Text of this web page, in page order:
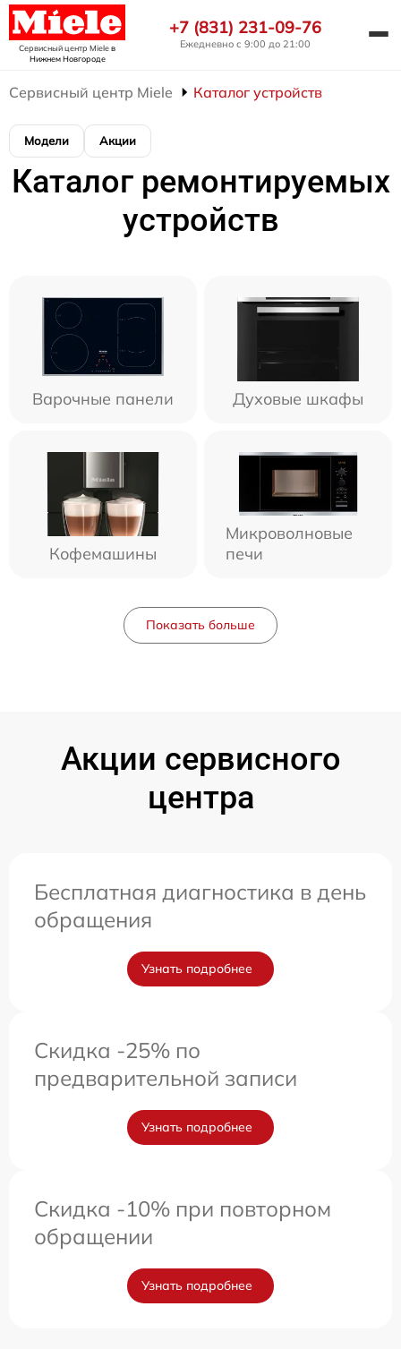
Сервисный центр Mieleв
Нижнем Новгороде
+7 (831) 231-09-76
Ежедневно с 9:00 до 21:00
Сервисный центр Miele Каталог устройств
Модели Акции
Каталог ремонтируемых
устройств
Варочные панели Духовые шкафы
Кофемашины
Микроволновые
печи
Показать больше
Акции сервисного
центра
Бесплатная диагностика в день
обращения
Узнать подробнее
Скидка -25% по
предварительной записи
Узнать подробнее
Скидка -10% при повторном
обращении
Узнать подробнее